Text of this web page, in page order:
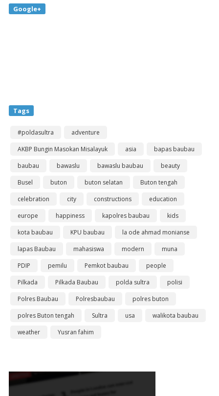
Google+
Tags
#poldasultra
adventure
AKBP Bungin Masokan Misalayuk
asia
bapas baubau
baubau
bawaslu bawaslu baubau
beauty
Busel
buton buton selatan
Buton tengah
celebration
city constructions
education
europe
happiness kapolres baubau
kids
kota baubau
KPU baubau
la ode ahmad monianse
lapas Baubau
mahasiswa modern
muna
PDIP
pemilu Pemkot baubau
people
Pilkada
Pilkada Baubau polda sultra
polisi
Polres Baubau
Polresbaubau
polres buton
polres Buton tengah
Sultra usa
walikota baubau
weather
Yusran fahim